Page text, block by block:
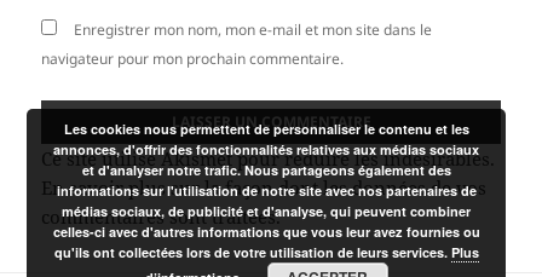
Enregistrer mon nom, mon e-mail et mon site dans le
navigateur pour mon prochain commentaire.
Ce site utilise Akismet pour réduire les indésirables.
En savoir plus sur la façon dont les données de vos
commentaires sont traitées.
Les cookies nous permettent de personnaliser le contenu et les
annonces, d'offrir des fonctionnalités relatives aux médias sociaux
et d'analyser notre trafic. Nous partageons également des
informations sur l'utilisation de notre site avec nos partenaires de
médias sociaux, de publicité et d'analyse, qui peuvent combiner
celles-ci avec d'autres informations que vous leur avez fournies ou
qu'ils ont collectées lors de votre utilisation de leurs services. Plus